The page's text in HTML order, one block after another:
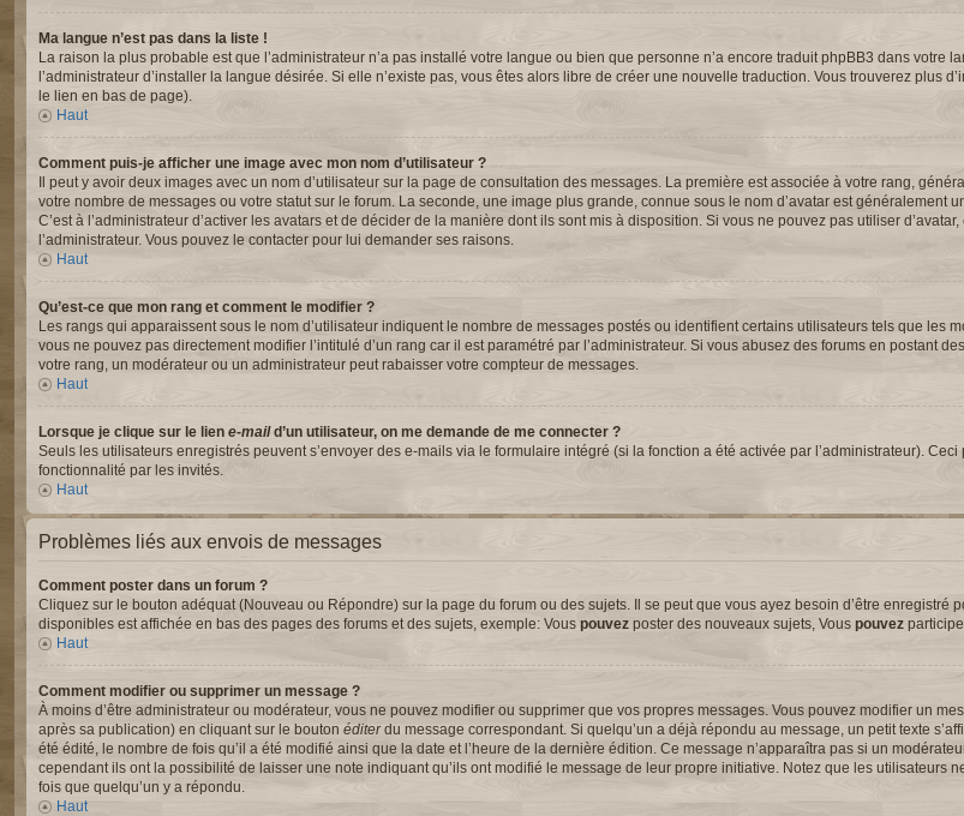
Ma langue n’est pas dans la liste !
La raison la plus probable est que l’administrateur n’a pas installé votre langue ou bien que personne n’a encore traduit phpBB3 dans votre
l’administrateur d’installer la langue désirée. Si elle n’existe pas, vous êtes alors libre de créer une nouvelle traduction. Vous trouverez plus
le lien en bas de page).
Haut
Comment puis-je afficher une image avec mon nom d’utilisateur ?
Il peut y avoir deux images avec un nom d’utilisateur sur la page de consultation des messages. La première est associée à votre rang,
votre nombre de messages ou votre statut sur le forum. La seconde, une image plus grande, connue sous le nom d’avatar est généralement
C’est à l’administrateur d’activer les avatars et de décider de la manière dont ils sont mis à disposition. Si vous ne pouvez pas utiliser
l’administrateur. Vous pouvez le contacter pour lui demander ses raisons.
Haut
Qu’est-ce que mon rang et comment le modifier ?
Les rangs qui apparaissent sous le nom d’utilisateur indiquent le nombre de messages postés ou identifient certains utilisateurs tels que les
vous ne pouvez pas directement modifier l’intitulé d’un rang car il est paramétré par l’administrateur. Si vous abusez des forums en postant
votre rang, un modérateur ou un administrateur peut rabaisser votre compteur de messages.
Haut
Lorsque je clique sur le lien e-maild’un utilisateur, on me demande de me connecter ?
Seuls les utilisateurs enregistrés peuvent s’envoyer des e-mails via le formulaire intégré (si la fonction a été activée par l’administrateur).
fonctionnalité par les invités.
Haut
Problèmes liés aux envois de messages
Comment poster dans un forum ?
Cliquez sur le bouton adéquat (Nouveau ou Répondre) sur la page du forum ou des sujets. Il se peut que vous ayez besoin d’être enregistré
disponibles est affichée en bas des pages des forums et des sujets, exemple: Vous pouvez poster des nouveaux sujets, Vous pouvez
Haut
Comment modifier ou supprimer un message ?
À moins d’être administrateur ou modérateur, vous ne pouvez modifier ou supprimer que vos propres messages. Vous pouvez modifier un
après sa publication) en cliquant sur le bouton éditerdu message correspondant. Si quelqu’un a déjà répondu au message, un petit texte
été édité, le nombre de fois qu’il a été modifié ainsi que la date et l’heure de la dernière édition. Ce message n’apparaîtra pas si un
cependant ils ont la possibilité de laisser une note indiquant qu’ils ont modifié le message de leur propre initiative. Notez que les utilisateurs
fois que quelqu’un y a répondu.
Haut